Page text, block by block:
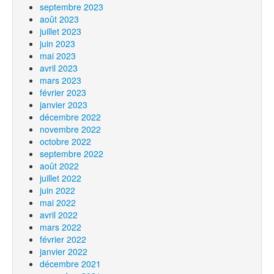
septembre 2023
août 2023
juillet 2023
juin 2023
mai 2023
avril 2023
mars 2023
février 2023
janvier 2023
décembre 2022
novembre 2022
octobre 2022
septembre 2022
août 2022
juillet 2022
juin 2022
mai 2022
avril 2022
mars 2022
février 2022
janvier 2022
décembre 2021